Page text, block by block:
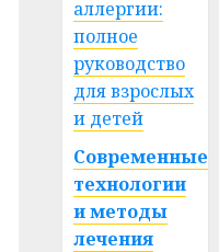
аллергии:
полное
руководство
для взрослых
и детей
Современные
технологии
и методы
лечения